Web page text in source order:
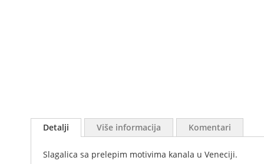
to
Detalji
Slagalica sa prelepim motivima kanala u Veneciji.
Više informacija Komentari